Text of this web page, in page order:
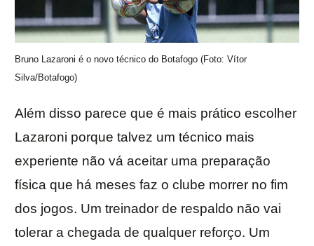
Bruno Lazaroni é o novo técnico do Botafogo (Foto: Vítor
Silva/Botafogo)
Além disso parece que é mais prático escolher
Lazaroni porque talvez um técnico mais
experiente não vá aceitar uma preparação
física que há meses faz o clube morrer no fim
dos jogos. Um treinador de respaldo não vai
tolerar a chegada de qualquer reforço. Um